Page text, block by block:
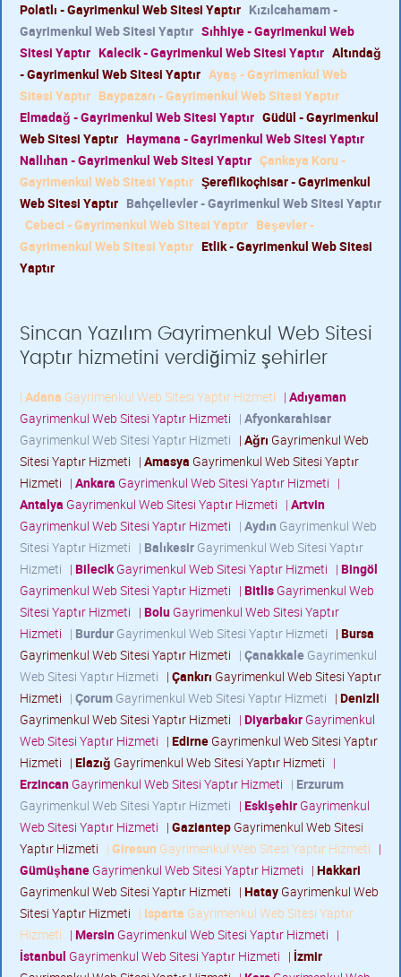
Polatlı - Gayrimenkul Web Sitesi Yaptır Kızılcahamam -
Gayrimenkul Web Sitesi Yaptır Sıhhiye - Gayrimenkul Web
Sitesi Yaptır Kalecik - Gayrimenkul Web Sitesi Yaptır Altındağ
- Gayrimenkul Web Sitesi Yaptır Ayaş - Gayrimenkul Web
Sitesi Yaptır Baypazarı - Gayrimenkul Web Sitesi Yaptır
Elmadağ - Gayrimenkul Web Sitesi Yaptır Güdül - Gayrimenkul
Web Sitesi Yaptır Haymana - Gayrimenkul Web Sitesi Yaptır
Nallıhan - Gayrimenkul Web Sitesi Yaptır Çankaya Koru -
Gayrimenkul Web Sitesi Yaptır Şereflikoçhisar - Gayrimenkul
Web Sitesi Yaptır Bahçelievler - Gayrimenkul Web Sitesi Yaptır
Cebeci - Gayrimenkul Web Sitesi Yaptır Beşevler -
Gayrimenkul Web Sitesi Yaptır Etlik - Gayrimenkul Web Sitesi
Yaptır
Sincan Yazılım Gayrimenkul Web Sitesi
Yaptır hizmetini verdiğimiz şehirler
| Adana Gayrimenkul Web Sitesi Yaptır Hizmeti | Adıyaman
Gayrimenkul Web Sitesi Yaptır Hizmeti | Afyonkarahisar
Gayrimenkul Web Sitesi Yaptır Hizmeti | Ağrı Gayrimenkul Web
Sitesi Yaptır Hizmeti | Amasya Gayrimenkul Web Sitesi Yaptır
Hizmeti | Ankara Gayrimenkul Web Sitesi Yaptır Hizmeti |
Antalya Gayrimenkul Web Sitesi Yaptır Hizmeti | Artvin
Gayrimenkul Web Sitesi Yaptır Hizmeti | Aydın Gayrimenkul Web
Sitesi Yaptır Hizmeti | Balıkesir Gayrimenkul Web Sitesi Yaptır
Hizmeti | BilecikGayrimenkul Web Sitesi Yaptır Hizmeti | Bingöl
Gayrimenkul Web Sitesi Yaptır Hizmeti | Bitlis Gayrimenkul Web
Sitesi Yaptır Hizmeti | Bolu Gayrimenkul Web Sitesi Yaptır
Hizmeti | Burdur Gayrimenkul Web Sitesi Yaptır Hizmeti | Bursa
Gayrimenkul Web Sitesi Yaptır Hizmeti | Çanakkale Gayrimenkul
Web Sitesi Yaptır Hizmeti | Çankırı Gayrimenkul Web Sitesi Yaptır
Hizmeti | Çorum Gayrimenkul Web Sitesi Yaptır Hizmeti | Denizli
Gayrimenkul Web Sitesi Yaptır Hizmeti | Diyarbakır Gayrimenkul
Web Sitesi Yaptır Hizmeti | Edirne Gayrimenkul Web Sitesi Yaptır
Hizmeti | Elazığ Gayrimenkul Web Sitesi Yaptır Hizmeti |
Erzincan Gayrimenkul Web Sitesi Yaptır Hizmeti | Erzurum
Gayrimenkul Web Sitesi Yaptır Hizmeti | Eskişehir Gayrimenkul
Web Sitesi Yaptır Hizmeti | Gaziantep Gayrimenkul Web Sitesi
Yaptır Hizmeti | Giresun Gayrimenkul Web Sitesi Yaptır Hizmeti |
Gümüşhane Gayrimenkul Web Sitesi Yaptır Hizmeti | Hakkari
Gayrimenkul Web Sitesi Yaptır Hizmeti | Hatay Gayrimenkul Web
Sitesi Yaptır Hizmeti | Isparta Gayrimenkul Web Sitesi Yaptır
Hizmeti | Mersin Gayrimenkul Web Sitesi Yaptır Hizmeti |
İstanbul Gayrimenkul Web Sitesi Yaptır Hizmeti | İzmir